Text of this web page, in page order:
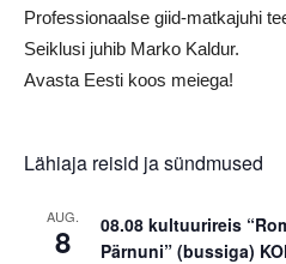
Professionaalse giid-matkajuhi
Seiklusi juhib Marko Kaldur.
Avasta Eesti koos meiega!
Lähiaja reisid ja sündmused
AUG.
8
08.08 kultuurireis
Pärnuni” (bussiga)